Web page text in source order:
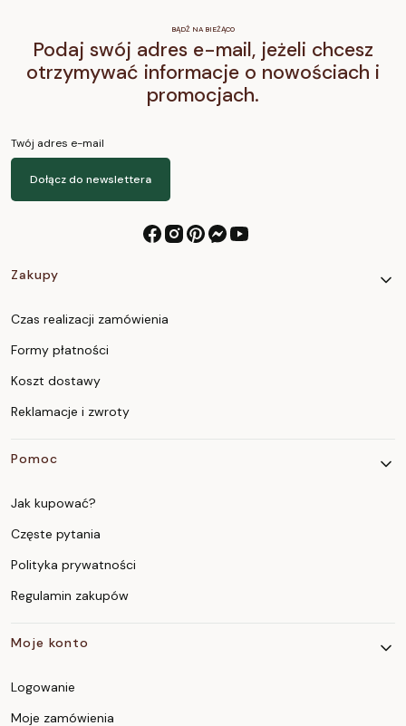
BĄDŹ NA BIEŻĄCO
Podaj swój adres e-mail, jeżeli chcesz
otrzymywać informacje o nowościach i
promocjach.
Twój adres e-mail
Dołącz do newslettera
Linki w stopce
Zakupy
Czas realizacji zamówienia
Formy płatności
Koszt dostawy
Reklamacje i zwroty
Pomoc
Jak kupować?
Częste pytania
Polityka prywatności
Regulamin zakupów
Moje konto
Logowanie
Moje zamówienia